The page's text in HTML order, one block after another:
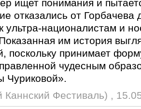
ищет понимания и
отказались от Горбачева
ультра-националистам и
им история
поскольку принимает
чудесным
Чуриковой».
Каннский Фестиваль) ,